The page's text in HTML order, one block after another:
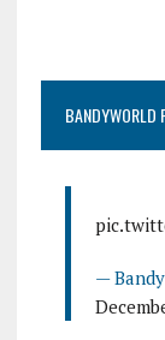
BANDYWORLD
—